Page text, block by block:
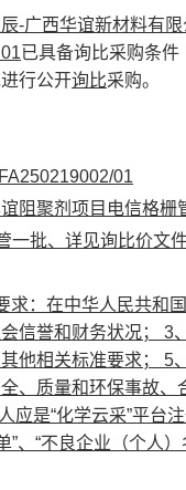
-广西华谊新材料有
已具备询比采购条件
行公开询比采购。
01
谊阻聚剂项目电信格栅
一批、详见询比价文
求：在中华人民共和
信誉和财务状况；
他相关标准要求；
、质量和环保事故
应是“化学云采”平台
”、“不良企业（个人